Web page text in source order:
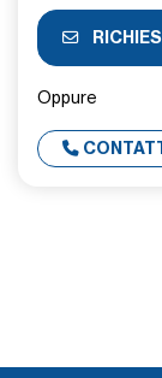
Oppure